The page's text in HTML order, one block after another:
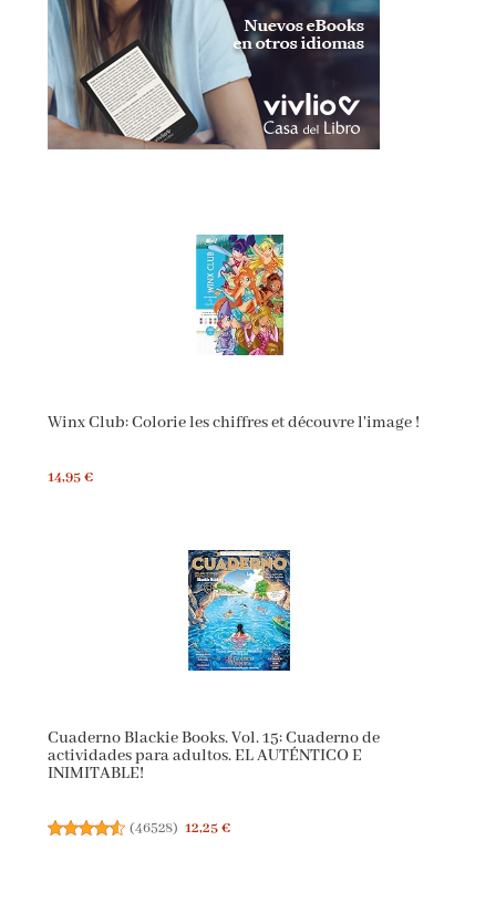
Winx Club: Colorie les chiffres et découvre l'image !
14,95 €
Cuaderno Blackie Books. Vol. 15: Cuaderno de
actividades para adultos. EL AUTÉNTICO E
INIMITABLE!
(46528) 12,25 €